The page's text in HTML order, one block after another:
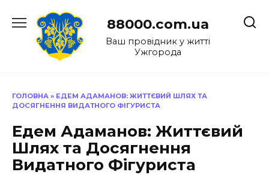
до
88000.com.ua
Ваш провідник у житті
Ужгорода
ГОЛОВНА » ЕДЕМ АДАМАНОВ: ЖИТТЄВИЙ ШЛЯХ ТА
ДОСЯГНЕННЯ ВИДАТНОГО ФІГУРИСТА
Едем Адаманов: Життєвий
Шлях та Досягнення
Видатного Фігуриста